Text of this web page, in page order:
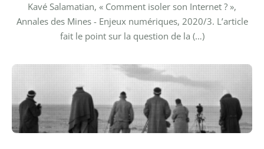
Kavé Salamatian, « Comment isoler son Internet ? »,
Annales des Mines - Enjeux numériques, 2020/3. L’article
fait le point sur la question de la (…)